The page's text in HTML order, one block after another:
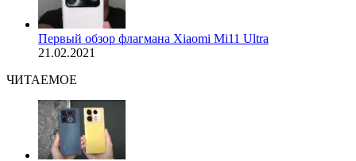
Первый обзор флагмана Xiaomi Mi11 Ultra
21.02.2021
ЧИТАЕМОЕ